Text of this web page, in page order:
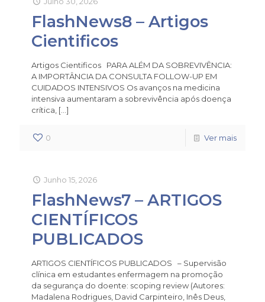
FlashNews8 – Artigos
Cientificos
Artigos Cientificos PARA ALÉM DA SOBREVIVÊNCIA:
A IMPORTÂNCIA DA CONSULTA FOLLOW-UP EM
CUIDADOS INTENSIVOS Os avanços na medicina
intensiva aumentaram a sobrevivência após doença
crítica, […]
0 Ver mais
Junho 15, 2026
FlashNews7 – ARTIGOS
CIENTÍFICOS
PUBLICADOS
ARTIGOS CIENTÍFICOS PUBLICADOS – Supervisão
clínica em estudantes enfermagem na promoção
da segurança do doente: scoping review (Autores:
Madalena Rodrigues, David Carpinteiro, Inês Deus,